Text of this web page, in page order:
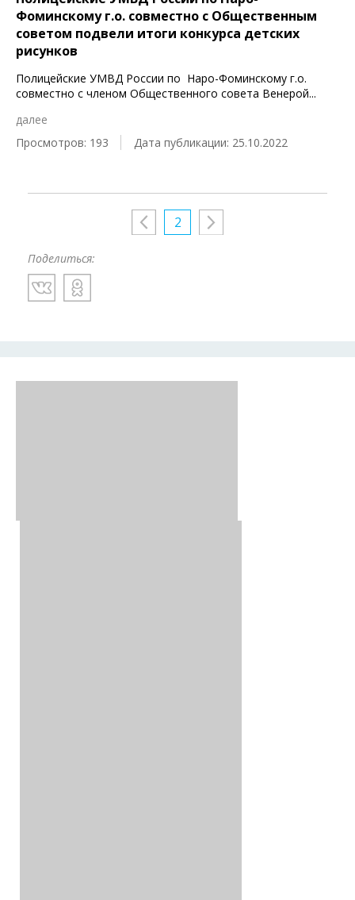
Фоминскому г.о. совместно с Общественным
советом подвели итоги конкурса детских
рисунков
Полицейские УМВД России по Наро-Фоминскому г.о.
совместно с членом Общественного совета Венерой...
далее
Просмотров: 193
Дата публикации: 25.10.2022
2
Поделиться: